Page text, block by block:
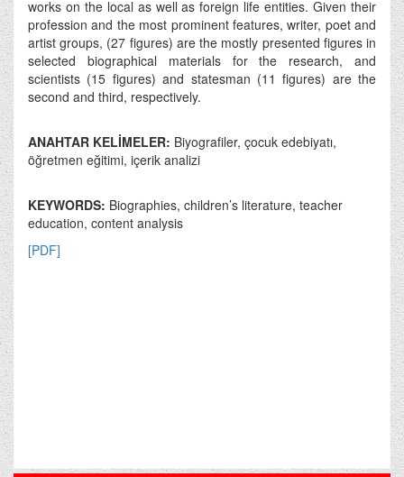
works on the local as well as foreign life entities. Given their
profession and the most prominent features, writer, poet and
artist groups, (27 figures) are the mostly presented figures in
selected biographical materials for the research, and
scientists (15 figures) and statesman (11 figures) are the
second and third, respectively.
ANAHTAR KELİMELER: Biyografiler, çocuk edebiyatı,
öğretmen eğitimi, içerik analizi
KEYWORDS: Biographies, children’s literature, teacher
education, content analysis
[PDF]